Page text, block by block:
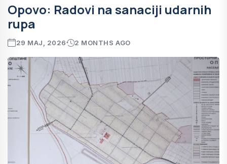
Opovo: Radovi na sanaciji udarnih
rupa
29 MAJ, 2026 2 MONTHS AGO